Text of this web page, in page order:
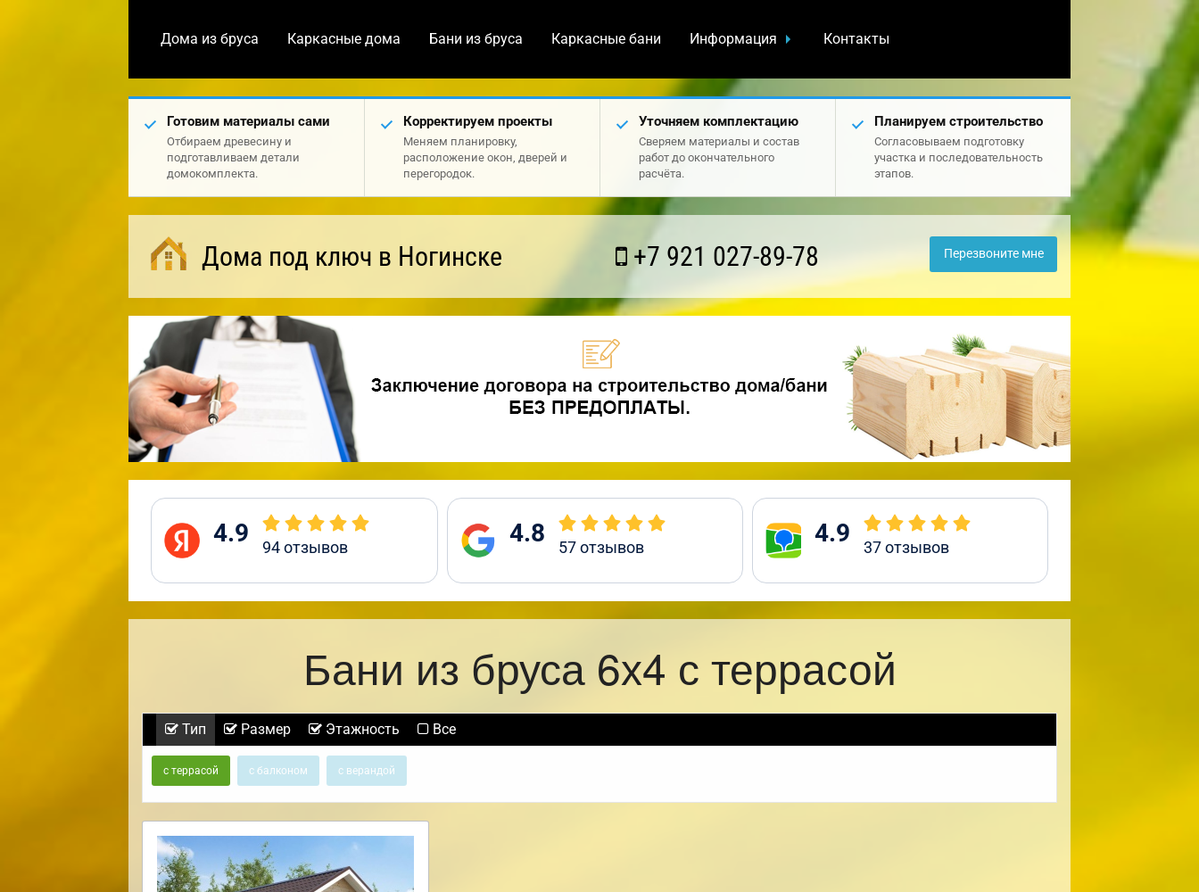
Дома из бруса Каркасные дома Бани из бруса Каркасные бани Информация Контакты
Готовим материалы сами
Отбираем древесину и
подготавливаем детали
домокомплекта.
Корректируем проекты
Меняем планировку,
расположение окон, дверей и
перегородок.
Уточняем комплектацию
Сверяем материалы и состав
работ до окончательного
расчёта.
Планируем строительство
Согласовываем подготовку
участка и последовательность
этапов.
Дома под ключ в Ногинске +7 921 027-89-78 Перезвоните мне
4.9 94отзывов 4.8 57отзывов 4.9 37отзывов
Бани из бруса 6х4 с террасой
Тип Размер Этажность Все
с террасой с балконом с верандой